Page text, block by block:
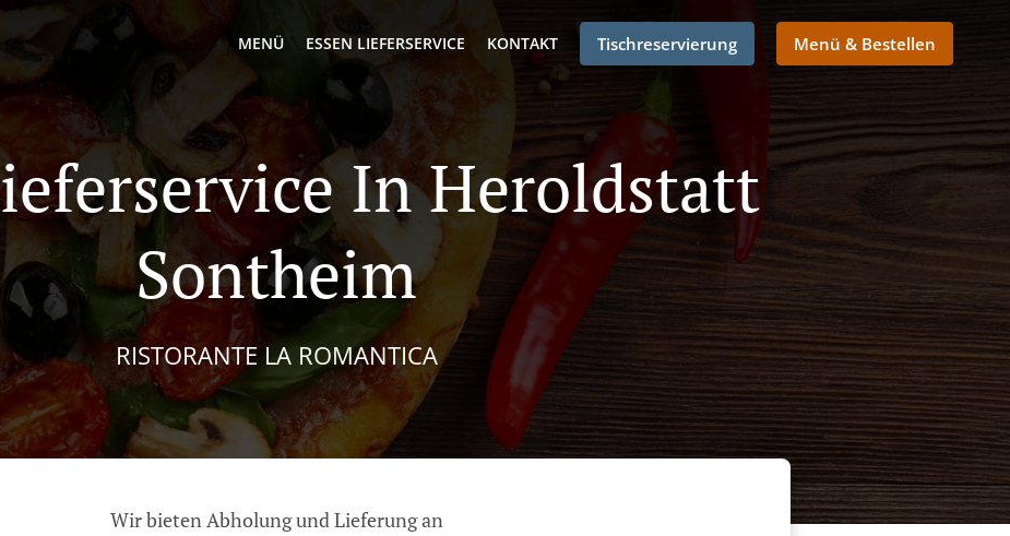
MENÜ ESSEN LIEFERSERVICE KONTAKT Tischreservierung Menü & Bestellen
In Heroldstatt
Sontheim
RISTORANTE LA ROMANTICA
Wir bieten Abholung und Lieferung an